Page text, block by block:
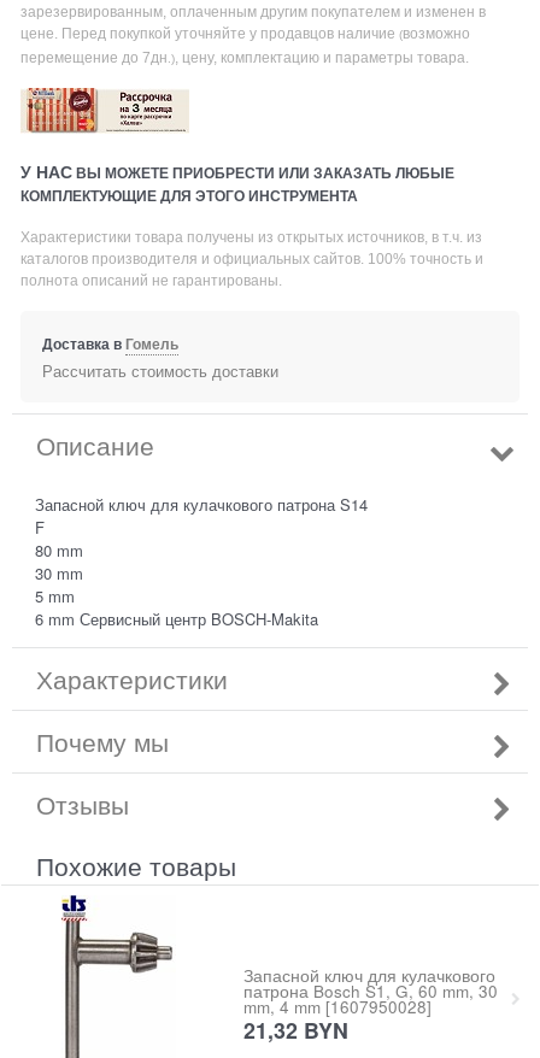
зарезервированным, оплаченным другим покупателем и изменен в
цене. Перед покупкой уточняйте у продавцов наличие(возможно
перемещение до 7дн .) , цену, комплектацию и параметры товара.
У НАС ВЫ МОЖЕТЕ ПРИОБРЕСТИ ИЛИ ЗАКАЗАТЬ ЛЮБЫЕ
КОМПЛЕКТУЮЩИЕ ДЛЯ ЭТОГО ИНСТРУМЕНТА
Характеристики товара получены из открытых источников, в т.ч. из
каталогов производителя и официальных сайтов. 100% точность и
полнота описаний не гарантированы.
Доставка вГомель
Рассчитать стоимость доставки
Описание
Запасной ключ для кулачкового патрона S14
F
80 mm
30 mm
5 mm
6 mm Сервисный центр BOSCH-Makita
Характеристики
Почему мы
Отзывы
Похожие товары
Запасной ключ для кулачкового
патрона Bosch S1, G, 60 mm, 30
mm, 4 mm [1607950028]
21,32 BYN